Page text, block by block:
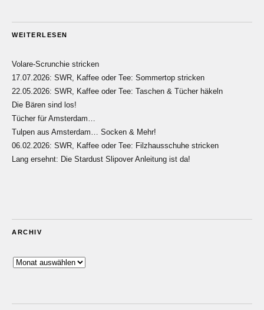
WEITERLESEN
Volare-Scrunchie stricken
17.07.2026: SWR, Kaffee oder Tee: Sommertop stricken
22.05.2026: SWR, Kaffee oder Tee: Taschen & Tücher häkeln
Die Bären sind los!
Tücher für Amsterdam…
Tulpen aus Amsterdam… Socken & Mehr!
06.02.2026: SWR, Kaffee oder Tee: Filzhausschuhe stricken
Lang ersehnt: Die Stardust Slipover Anleitung ist da!
ARCHIV
Archiv